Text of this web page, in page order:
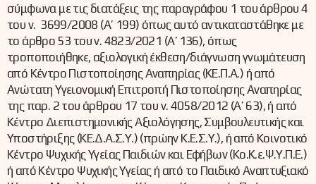
σύμφωνα με τις διατάξεις της παραγράφου 1 του άρθρου 4
του ν. 3699/2008 (Α’ 199) όπως αυτό αντικαταστάθηκε με
το άρθρο 53 του ν. 4823/2021 (Α΄ 136), όπως
τροποποιήθηκε, αξιολογική έκθεση/διάγνωση γνωμάτευση
από Κέντρο Πιστοποίησης Αναπηρίας (ΚΕ.Π.Α.) ή από
Ανώτατη Υγειονομική Επιτροπή Πιστοποίησης Αναπηρίας
της παρ. 2 του άρθρου 17 του ν. 4058/2012 (Α’ 63), ή από
Κέντρο Διεπιστημονικής Αξιολόγησης, Συμβουλευτικής και
Υποστήριξης (ΚΕ.Δ.Α.Σ.Υ.) (πρώην Κ.Ε.Σ.Υ.), ή από Κοινοτικό
Κέντρο Ψυχικής Υγείας Παιδιών και Εφήβων (Κο.Κ.ε.Ψ.Υ.Π.Ε.)
ή από Κέντρο Ψυχικής Υγείας ή από το Παιδικό Αναπτυξιακό